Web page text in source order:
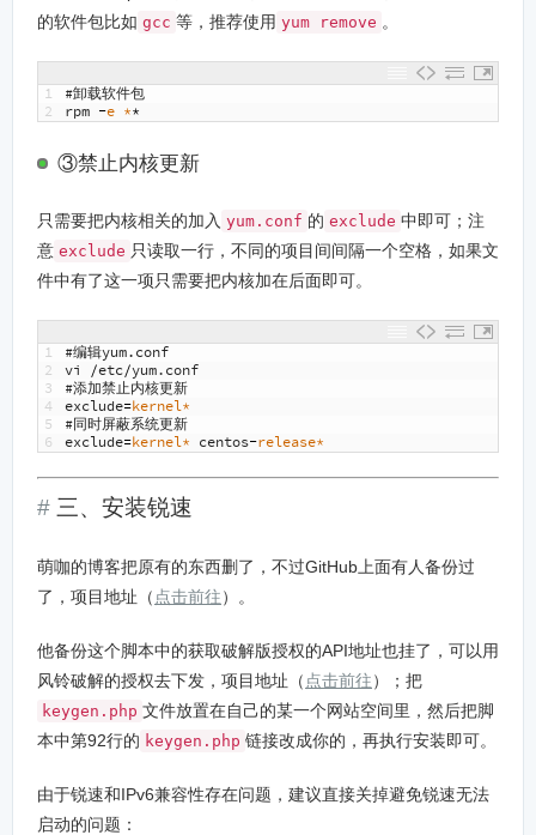
的软件包比如 gcc 等，推荐使用 yum remove 。
1
2
#卸载软件包
rpm -e **
③禁止内核更新
只需要把内核相关的加入 yum.conf 的 exclude 中即可；注
意 exclude 只读取一行，不同的项目间间隔一个空格，如果文
件中有了这一项只需要把内核加在后面即可。
1
2
3
4
5
6
#编辑yum.conf
vi /etc/yum.conf
#添加禁止内核更新
exclude=kernel*
#同时屏蔽系统更新
exclude=kernel* centos-release*
三、安装锐速
萌咖的博客把原有的东西删了，不过GitHub上面有人备份过
了，项目地址（ 点击前往）。
他备份这个脚本中的获取破解版授权的API地址也挂了，可以用
风铃破解的授权去下发，项目地址（ 点击前往）；把
keygen.php 文件放置在自己的某一个网站空间里，然后把脚
本中第92行的 keygen.php 链接改成你的，再执行安装即可。
由于锐速和IPv6兼容性存在问题，建议直接关掉避免锐速无法
启动的问题：